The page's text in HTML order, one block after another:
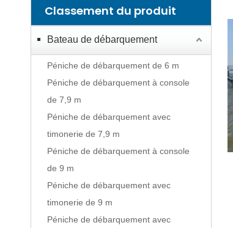
Classement du produit
Bateau de débarquement
Péniche de débarquement de 6 m
Péniche de débarquement à console
de 7,9 m
Péniche de débarquement avec
timonerie de 7,9 m
Péniche de débarquement à console
de 9 m
Péniche de débarquement avec
timonerie de 9 m
Péniche de débarquement avec